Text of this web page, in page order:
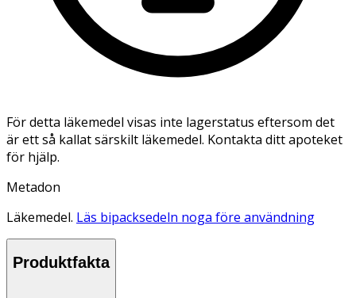
För detta läkemedel visas inte lagerstatus eftersom det
är ett så kallat särskilt läkemedel. Kontakta ditt apoteket
för hjälp.
Metadon
Läkemedel. Läs bipacksedeln noga före användning
Produktfakta